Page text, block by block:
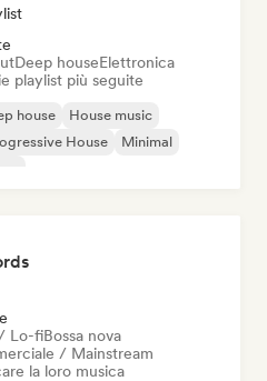
Deep houseElettronica
playlist più seguite
house
House music
House
Minimal
Lo-fiBossa nova
/ Mainstream
la loro musica